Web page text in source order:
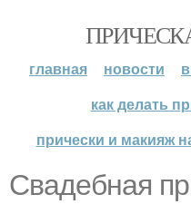
главная новости
как делать
прически и макияж
Свадебная